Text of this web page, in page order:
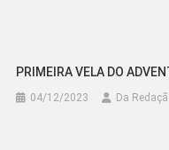
PRIMEIRA VELA DO
04/12/2023 Da